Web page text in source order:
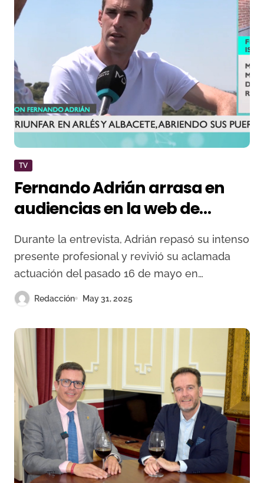
TV
Fernando Adrián arrasa en
audiencias en la web de
Telemadrid
Durante la entrevista, Adrián repasó su intenso
presente profesional y revivió su aclamada
actuación del pasado 16 de mayo en…
Redacción May 31, 2025